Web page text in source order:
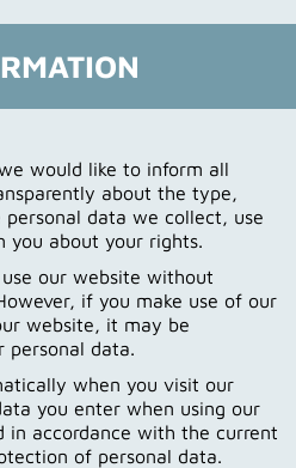
would like to inform all
about the type,
data we collect, use
you about your rights.
our website without
if you make use of our
website, it may be
personal data.
when you visit our
you enter when using our
in accordance with the current
of personal data.